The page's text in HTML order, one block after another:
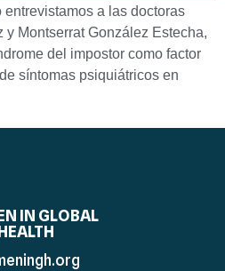
a las doctoras
Montserrat González Estecha,
del impostor como factor
síntomas psiquiátricos en
IN GLOBAL